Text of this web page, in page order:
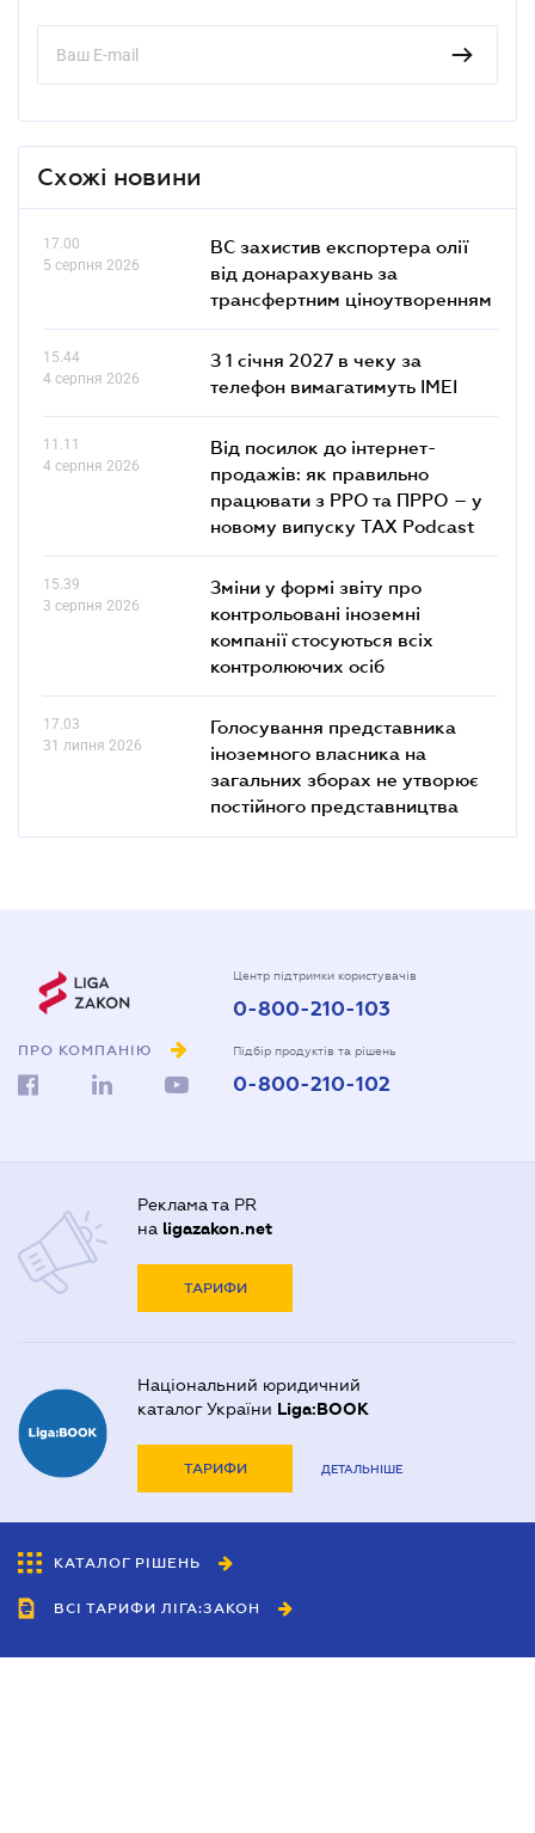
Схожі новини
17.00
5 серпня 2026
ВС захистив експортера олії
від донарахувань за
трансфертним ціноутворенням
15.44
4 серпня 2026
З 1 січня 2027 в чеку за
телефон вимагатимуть IMEI
11.11
4 серпня 2026
Від посилок до інтернет-
продажів: як правильно
працювати з РРО та ПРРО – у
новому випуску TAX Podcast
15.39
3 серпня 2026
Зміни у формі звіту про
контрольовані іноземні
компанії стосуються всіх
контролюючих осіб
17.03
31 липня 2026
Голосування представника
іноземного власника на
загальних зборах не утворює
постійного представництва
ПРО КОМПАНІЮ
Центр підтримки користувачів
0-800-210-103
Підбір продуктів та рішень
0-800-210-102
Реклама та PR
на ligazakon.net
ТАРИФИ
Національний юридичний
каталог України Liga:BOOK
ТАРИФИ ДЕТАЛЬНІШЕ
КАТАЛОГ РІШЕНЬ
ВСІ ТАРИФИ ЛІГА:ЗАКОН